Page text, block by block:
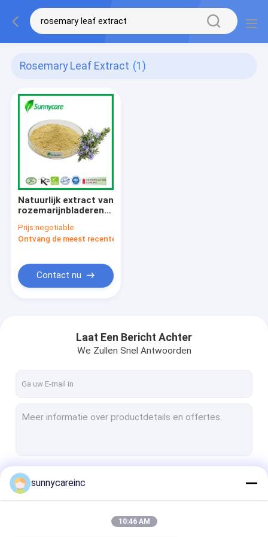
Rosemary Leaf Extract (1)
Natuurlijk extract van
rozemarijnbladeren
Rosmarinezuur CAS
20283-92-5
Prijs:negotiable
Ontvang de meest recente Prijs
Contact nu
Laat Een Bericht Achter
We Zullen Snel Antwoorden
sunnycareinc
10:46 AM